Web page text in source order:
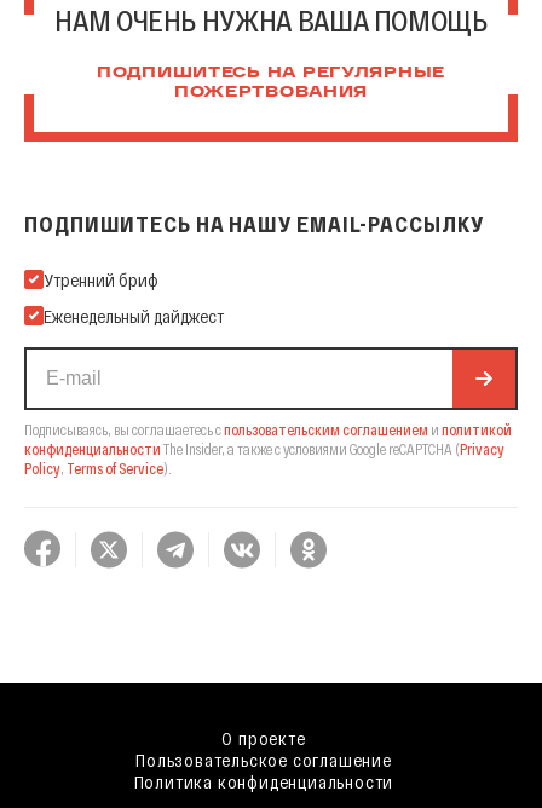
НАМ ОЧЕНЬ НУЖНА ВАША ПОМОЩЬ
ПОДПИШИТЕСЬ НА РЕГУЛЯРНЫЕ
ПОЖЕРТВОВАНИЯ
ПОДПИШИТЕСЬ НА НАШУ EMAIL-РАССЫЛКУ
Подпишитесь на нашу Email-рассылку
Утренний бриф
Еженедельный дайджест
Подписываясь, вы соглашаетесь спользовательским соглашением и политикой
конфиденциальности The Insider, а также с условиями Google reCAPTCHA (Privacy
Policy, Terms of Service).
О проекте
Пользовательское соглашение
Политика конфиденциальности